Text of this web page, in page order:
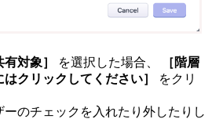
有対象］ を選択した場合、
［階層
はクリックしてください］
をクリ
ーのチェックを入れたり外したりし